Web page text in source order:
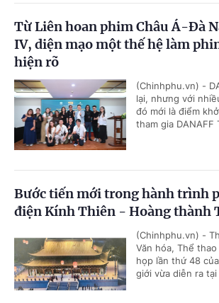
Từ Liên hoan phim Châu Á-Đà
IV, diện mạo một thế hệ làm
hiện rõ
(Chinhphu.vn) -
lại, nhưng với
đó mới là điểm
tham gia DANAFF
Bước tiến mới trong hành trình
điện Kính Thiên - Hoàng thành
(Chinhphu.vn) -
Văn hóa, Thể
họp lần thứ 48
giới vừa diễn ra tại